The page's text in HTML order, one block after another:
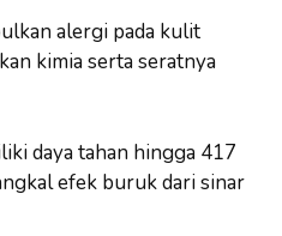
alergi pada kulit
kimia serta seratnya
daya tahan hingga 417
efek buruk dari sinar